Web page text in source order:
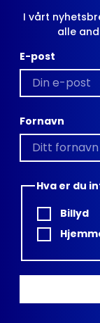
I vårt
alle
E-post
Fornavn
Hva er du
Billyd